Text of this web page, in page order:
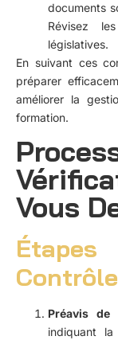
documents
Révisez
législatives.
En suivant ces
préparer
améliorer la
formation.
Vous
Étapes
Contrôle
Préavis de
indiquant